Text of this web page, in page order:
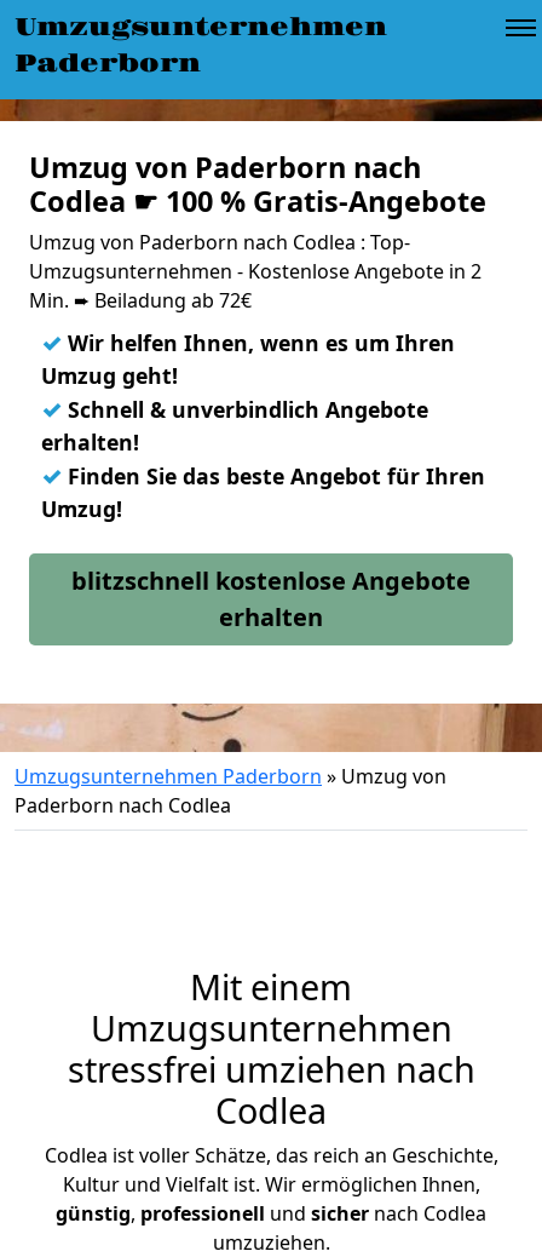
Umzugsunternehmen
Paderborn
Umzug von Paderborn nach
Codlea ☛ 100 % Gratis-Angebote
Umzug von Paderborn nach Codlea : Top-
Umzugsunternehmen - Kostenlose Angebote in 2
Min. ➨ Beiladung ab 72€
✓ Wir helfen Ihnen, wenn es um Ihren
Umzug geht!
✓ Schnell & unverbindlich Angebote
erhalten!
✓ Finden Sie das beste Angebot für Ihren
Umzug!
blitzschnell kostenlose Angebote
erhalten
Umzugsunternehmen Paderborn » Umzug von
Paderborn nach Codlea
Mit einem
Umzugsunternehmen
stressfrei umziehen nach
Codlea
Codlea ist voller Schätze, das reich an Geschichte,
Kultur und Vielfalt ist. Wir ermöglichen Ihnen,
günstig, professionell und sicher nach Codlea
umzuziehen.